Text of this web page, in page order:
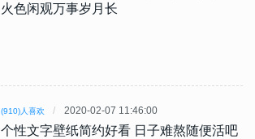
火色闲观万事岁月长
(910)人喜欢 2020-02-07 11:46:00
个性文字壁纸简约好看 日子难熬随便活吧